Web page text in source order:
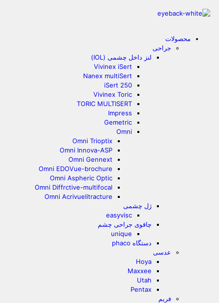
محصولات
جراحی
لنز داخل چشمی (IOL)
Vivinex iSert
Nanex multiSert
iSert 250
Vivinex Toric
TORIC MULTISERT
Impress
Gemetric
Omni
Omni Trioptix
Omni Innova-ASP
Omni Gennext
Omni EDOVue-brochure
Omni Aspheric Optic
Omni Diffrctive-multifocal
Omni Acrivuelitracture
ژل چشمی
easyvisc
چاقوی جراحی چشم
unique
دستگاه phaco
عدسی
Hoya
Maxxee
Utah
Pentax
فریم